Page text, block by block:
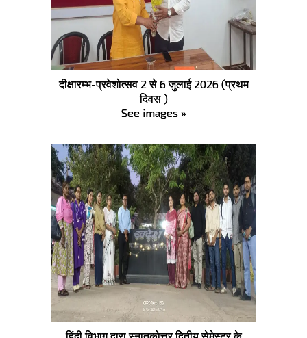
दीक्षारम्भ-प्रवेशोत्सव 2 से 6 जुलाई 2026 (प्रथम
दिवस )
See images »